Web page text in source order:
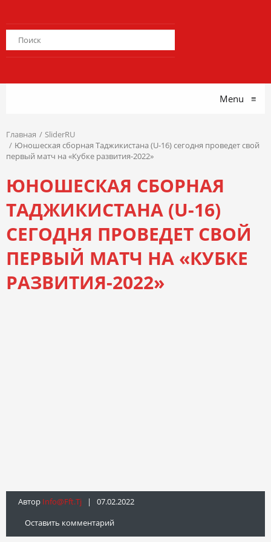
Menu ≡
Главная
SliderRU
Юношеская сборная Таджикистана (U-16) сегодня проведет свой
первый матч на «Кубке развития-2022»
ЮНОШЕСКАЯ СБОРНАЯ
ТАДЖИКИСТАНА (U-16)
СЕГОДНЯ ПРОВЕДЕТ СВОЙ
ПЕРВЫЙ МАТЧ НА «КУБКЕ
РАЗВИТИЯ-2022»
Автор Info@fft.tj | 07.02.2022
Оставить комментарий